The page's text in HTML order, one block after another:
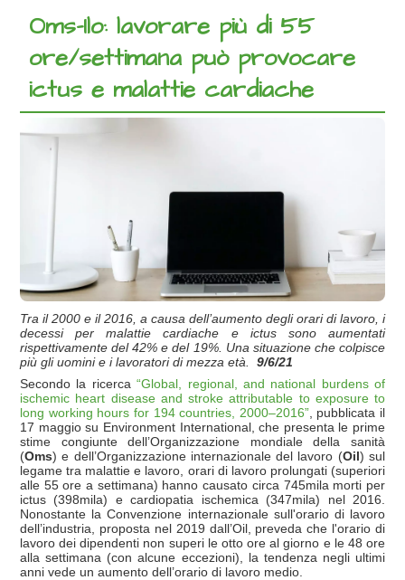
Oms-Ilo: lavorare più di 55
ore/settimana può provocare
ictus e malattie cardiache
Tra il 2000 e il 2016, a causa dell’aumento degli orari di lavoro, i
decessi per malattie cardiache e ictus sono aumentati
rispettivamente del 42% e del 19%. Una situazione che colpisce
più gli uomini e i lavoratori di mezza età. 9/6/21
Secondo la ricerca“Global, regional, and national burdens of
ischemic heart disease and stroke attributable to exposure to
long working hours for 194 countries, 2000–2016”, pubblicata il
17 maggio su Environment International, che presenta le prime
stime congiunte dell’Organizzazione mondiale della sanità
(Oms) e dell’Organizzazione internazionale del lavoro (Oil) sul
legame tra malattie e lavoro, orari di lavoro prolungati (superiori
alle 55 ore a settimana) hanno causato circa 745mila morti per
ictus (398mila) e cardiopatia ischemica (347mila) nel 2016.
Nonostante la Convenzione internazionale sull'orario di lavoro
dell’industria, proposta nel 2019 dall’Oil, preveda che l'orario di
lavoro dei dipendenti non superi le otto ore al giorno e le 48 ore
alla settimana (con alcune eccezioni), la tendenza negli ultimi
anni vede un aumento dell’orario di lavoro medio.